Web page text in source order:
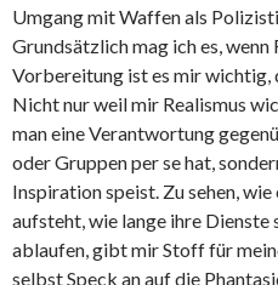
Umgang mit Waffen als
Grundsätzlich mag ich es,
Vorbereitung ist es mir wichtig,
Nicht nur weil mir Realismus
man eine Verantwortung
oder Gruppen per se hat,
Inspiration speist. Zu sehen,
aufsteht, wie lange ihre Dienste
ablaufen, gibt mir Stoff für
selbst Speck an auf die